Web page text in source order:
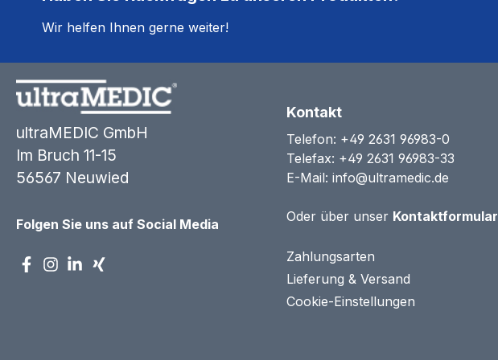
Wir helfen Ihnen gerne weiter!
ultraMEDIC GmbH
Im Bruch 11-15
56567 Neuwied
Folgen Sie uns auf Social Media
Kontakt
Telefon: +49 2631 96983-0
Telefax: +49 2631 96983-33
E-Mail: info@ultramedic.de
Oder über unser Kontaktformular
Zahlungsarten
Lieferung & Versand
Cookie-Einstellungen